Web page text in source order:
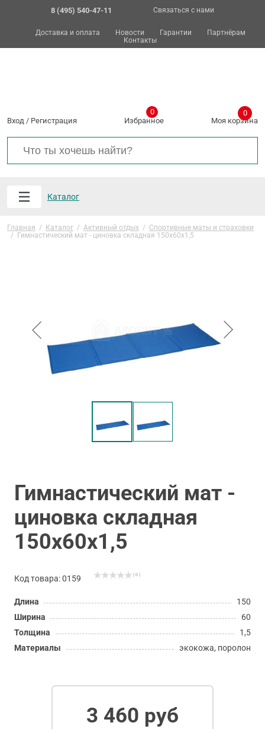
8 (495) 540-47-11 Связаться с нами
Доставка и оплата Новости Гарантии
Партнёрам
Контакты
Вход / Регистрация Избранное
0
Моя корзина
0
Каталог
Главная / Каталог / Активный отдых / Спортивные маты и страховки
/ Гимнастический мат - циновка складная 150х60х1,5
Гимнастический мат -
циновка складная
150х60х1,5
Код товара: 0159 ( 0 )
Длина
150
Ширина
60
Толщина
1,5
Материалы
экокожа, поролон
3 460 руб